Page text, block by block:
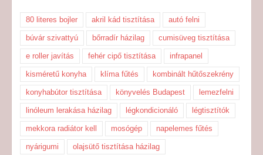
80 literes bojler akril kád tisztítása autó felni
búvár szivattyú bőrradír házilag cumisüveg tisztítása
e roller javítás fehér cipő tisztítása infrapanel
kisméretű konyha klíma fűtés kombinált hűtőszekrény
konyhabútor tisztítása könyvelés Budapest lemezfelni
linóleum lerakása házilag légkondicionáló légtisztítók
mekkora radiátor kell mosógép napelemes fűtés
nyárigumi olajsütő tisztítása házilag